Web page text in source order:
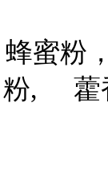
蜂蜜粉
粉, 藿